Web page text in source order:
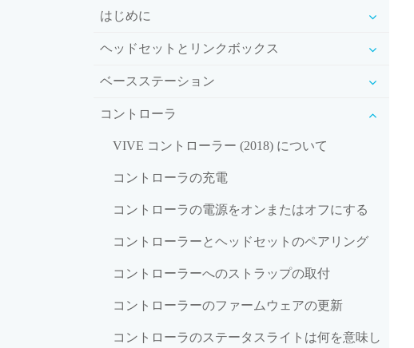
はじめに
ヘッドセットとリンクボックス
ベースステーション
コントローラ
VIVE コントローラー (2018) について
コントローラの充電
コントローラの電源をオンまたはオフにする
コントローラーとヘッドセットのペアリング
コントローラーへのストラップの取付
コントローラーのファームウェアの更新
コントローラのステータスライトは何を意味し